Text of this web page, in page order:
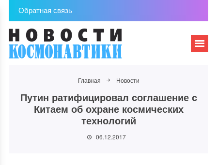
Обратная связь
Главная Новости
Путин ратифицировал соглашение с
Китаем об охране космических
технологий
06.12.2017